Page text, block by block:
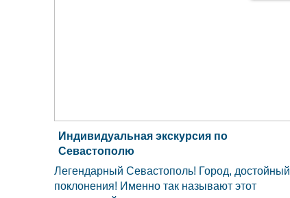
Индивидуальная экскурсия по
Севастополю
Легендарный Севастополь! Город, достойный
поклонения! Именно так называют этот